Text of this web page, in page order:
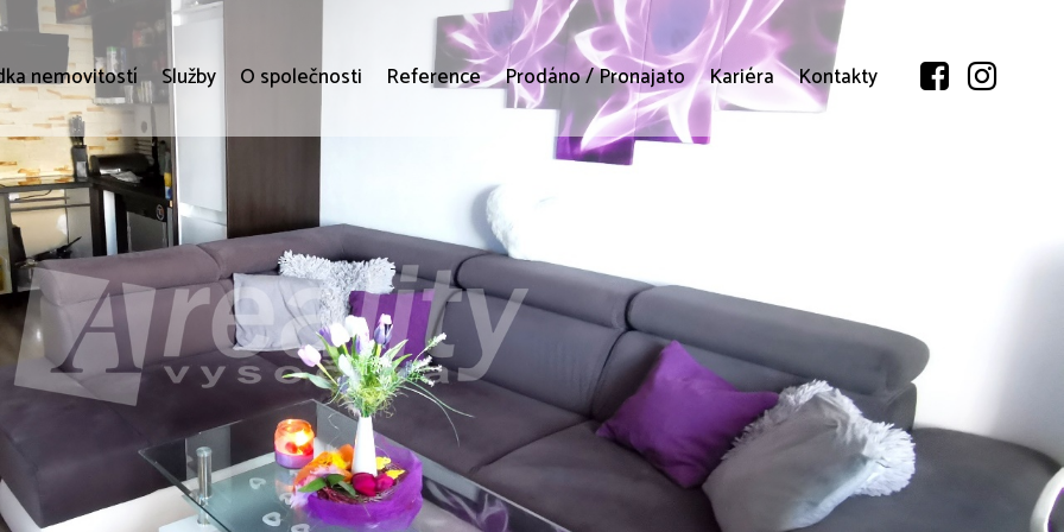
nemovitostí Služby O společnosti Reference Prodáno / Pronajato Kariéra Kontakty